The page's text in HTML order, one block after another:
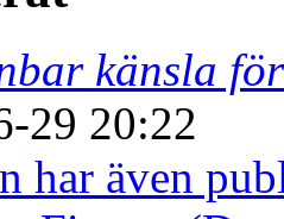
känsla
29 20:22
även